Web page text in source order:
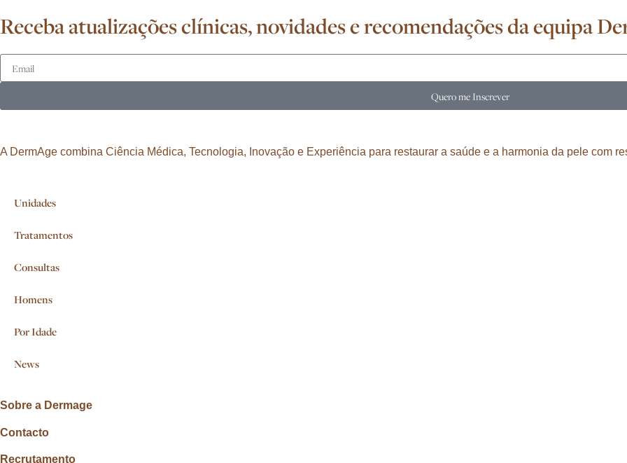
Receba atualizações clínicas, novidades e recomendações da equipa
Quero me Inscrever
A DermAge combina Ciência Médica, Tecnologia, Inovação e Experiência para restaurar a saúde e a harmonia da pele com
Unidades
Tratamentos
Consultas
Homens
Por Idade
News
Sobre a Dermage
Contacto
Recrutamento